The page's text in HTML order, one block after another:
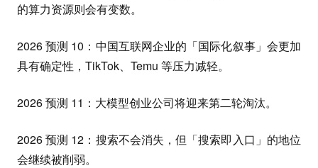
的算力资源则会有变数。
2026 预测 10：中国互联网企业的「国际化叙事」会更加
具有确定性，TikTok、Temu 等压力减轻。
2026 预测 11：大模型创业公司将迎来第二轮淘汰。
2026 预测 12：搜索不会消失，但「搜索即入口」的地位
会继续被削弱。